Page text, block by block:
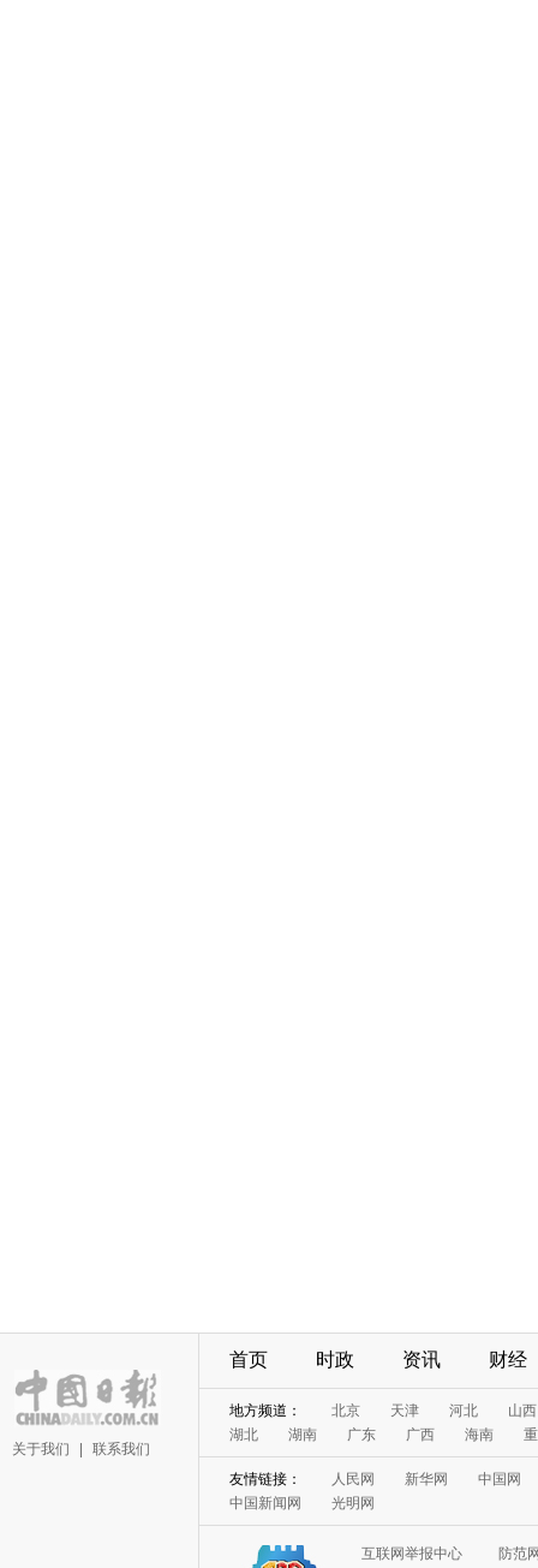
关于我们 联系我们
首页 时政 资讯 财经
地方频道： 北京 天津 河北
山西
湖北
湖南 广东 广西 海南
友情链接： 人民网 新华网
中国网
中国新闻网
光明网
互联网举报中心
防范